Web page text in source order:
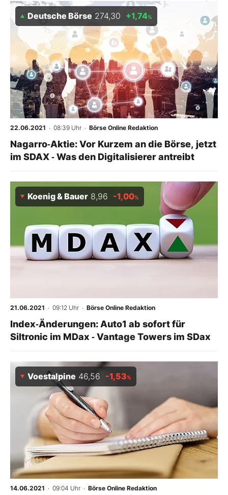
Deutsche Börse 274,30 +1,74%
22.06.2021 · 08:39 Uhr · Börse Online Redaktion
Nagarro‑Aktie: Vor Kurzem an die Börse, jetzt
im SDAX ‑ Was den Digitalisierer antreibt
Koenig & Bauer 8,96 -1,00%
21.06.2021 · 09:12 Uhr · Börse Online Redaktion
Index‑Änderungen: Auto1 ab sofort für
Siltronic im MDax ‑ Vantage Towers im SDax
Voestalpine 46,56 -1,53%
14.06.2021 · 09:04 Uhr · Börse Online Redaktion